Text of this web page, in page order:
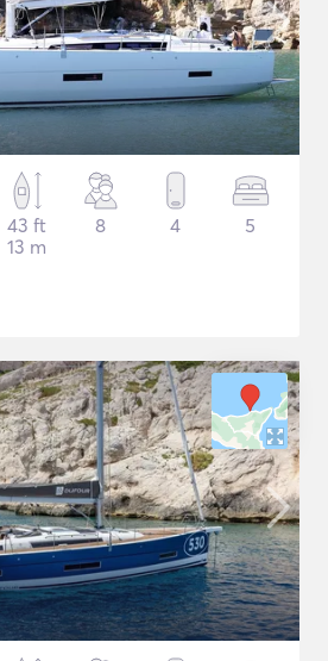
43 ft
13 m
8 4 5